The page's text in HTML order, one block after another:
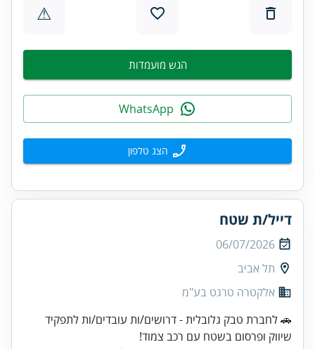
⚠
הגש מועמדות
הצג טלפון
דייל/ת שטח
06/07/2026
תל אביב
אלקטרה טרגט בע"מ
🚗 לחברת טבק גלובלית - דרושים/ות עובדים/ות לתפקיד